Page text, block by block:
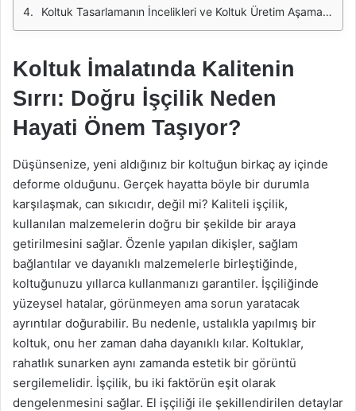
Koltuk Tasarlamanın İncelikleri ve Koltuk Üretim Aşamaları?
Koltuk İmalatında Kalitenin
Sırrı: Doğru İşçilik Neden
Hayati Önem Taşıyor?
Düşünsenize, yeni aldığınız bir koltuğun birkaç ay içinde
deforme olduğunu. Gerçek hayatta böyle bir durumla
karşılaşmak, can sıkıcıdır, değil mi? Kaliteli işçilik,
kullanılan malzemelerin doğru bir şekilde bir araya
getirilmesini sağlar. Özenle yapılan dikişler, sağlam
bağlantılar ve dayanıklı malzemelerle birleştiğinde,
koltuğunuzu yıllarca kullanmanızı garantiler. İşçiliğinde
yüzeysel hatalar, görünmeyen ama sorun yaratacak
ayrıntılar doğurabilir. Bu nedenle, ustalıkla yapılmış bir
koltuk, onu her zaman daha dayanıklı kılar. Koltuklar,
rahatlık sunarken aynı zamanda estetik bir görüntü
sergilemelidir. İşçilik, bu iki faktörün eşit olarak
dengelenmesini sağlar. El işçiliği ile şekillendirilen detaylar